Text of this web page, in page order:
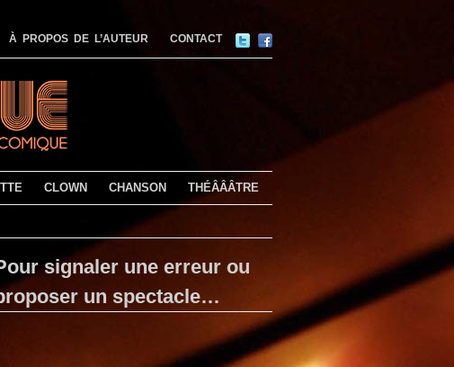
À PROPOS DE L’AUTEUR CONTACT
CLOWN CHANSON THÉÂÂÂTRE
signaler une erreur ou
un spectacle…